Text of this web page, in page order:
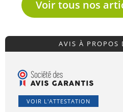
Voir tous nos
AVIS À PROPOS
VOIR L'ATTESTATION